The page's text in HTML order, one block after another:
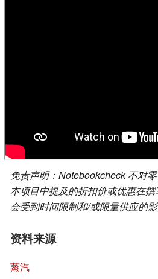
免责声明：Notebookcheck 不对
本项目中提及的折扣价或优惠在
会受到时间限制和/或限量供应的影
资料来源
蒸汽